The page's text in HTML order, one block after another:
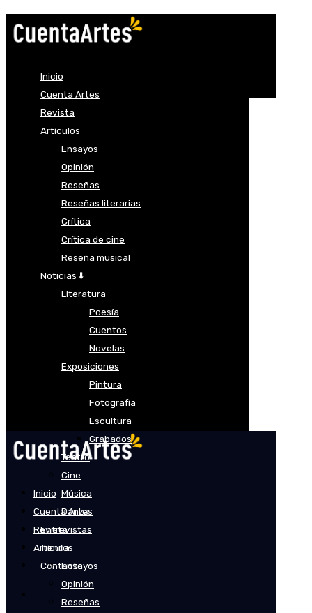
Inicio
Cuenta Artes
Revista
Artículos
Ensayos
Opinión
Reseñas
Reseñas literarias
Crítica
Crítica de cine
Reseña musical
Noticias ⬇️
Literatura
Poesía
Cuentos
Novelas
Exposiciones
Pintura
Fotografía
Escultura
Grabados
Teatro
Cine
Música
Danza
Entrevistas
Tienda
Contacto
Inicio
Cuenta Artes
Revista
Artículos
Ensayos
Opinión
Reseñas